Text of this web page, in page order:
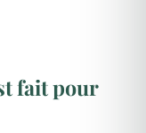
fait pour